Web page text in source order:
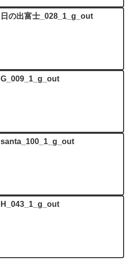
日の出富士_028_1_g_out
G_009_1_g_out
santa_100_1_g_out
H_043_1_g_out